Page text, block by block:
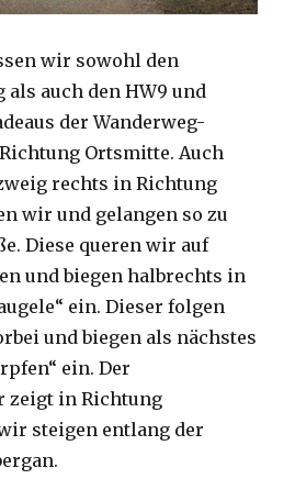
wir sowohl den
als auch den HW9 und
der Wanderweg-
Ortsmitte. Auch
rechts in Richtung
wir und gelangen so zu
Diese queren wir auf
und biegen halbrechts in
ein. Dieser folgen
und biegen als nächstes
ein. Der
zeigt in Richtung
steigen entlang der